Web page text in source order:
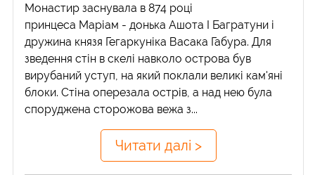
Монастир заснувала в 874 році
принцеса Маріам - донька Ашота I Багратуни і
дружина князя Гегаркуніка Васака Габура. Для
зведення стін в скелі навколо острова був
вирубаний уступ, на який поклали великі кам'яні
блоки. Стіна оперезала острів, а над нею була
споруджена сторожова вежа з...
Читати далі >